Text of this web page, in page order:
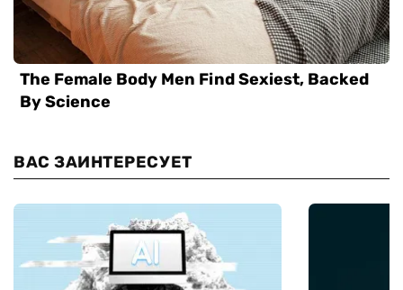
ВАС ЗАИНТЕРЕСУЕТ